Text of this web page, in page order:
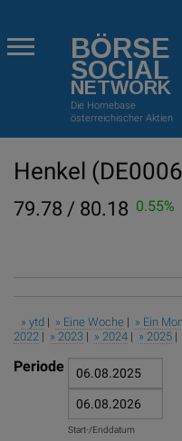
BÖRSE
SOCIAL
NETWORK
Die Homebase
österreichischer Aktien
Henkel
79.78 / 80.18 0.55%
» ytd | » Eine Woche | » Ein
2022 | » 2023 | » 2024 | » 2025 |
Periode
Start-/Enddatum